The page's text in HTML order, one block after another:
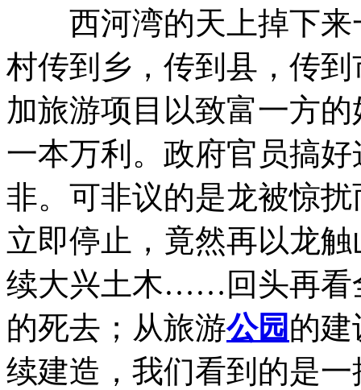
西河湾的天上掉下来
村传到乡，传到县，传
加旅游项目以致富一方
一本万利。政府官员搞
非。可非议的是龙被惊
立即停止，竟然再以龙
续大兴土木……回头再看
的死去；从旅游公园 的
续建造，我们看到的是